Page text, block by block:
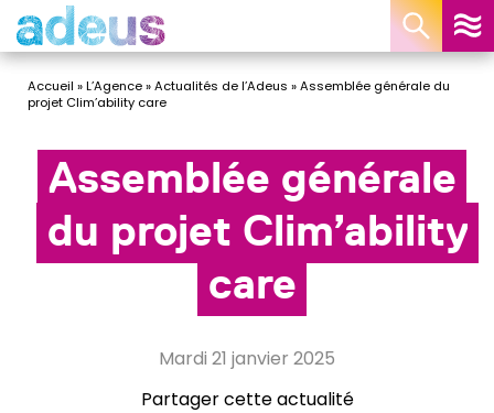
Accueil »L’Agence»Actualités de l’Adeus »Assemblée générale du
projet Clim’ability care
Assemblée générale
du projet Clim’ability
care
mardi 21 janvier 2025
Partager cette actualité
Panneau de gestion des cookies